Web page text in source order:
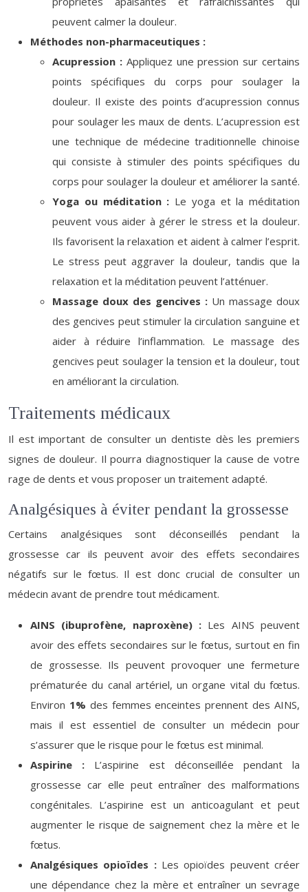
peuvent calmer la douleur.
Méthodes non-pharmaceutiques :
Acupression : Appliquez une pression sur certains
points spécifiques du corps pour soulager la
douleur. Il existe des points d’acupression connus
pour soulager les maux de dents. L’acupression est
une technique de médecine traditionnelle chinoise
qui consiste à stimuler des points spécifiques du
corps pour soulager la douleur et améliorer la santé.
Yoga ou méditation : Le yoga et la méditation
peuvent vous aider à gérer le stress et la douleur.
Ils favorisent la relaxation et aident à calmer l’esprit.
Le stress peut aggraver la douleur, tandis que la
relaxation et la méditation peuvent l’atténuer.
Massage doux des gencives : Un massage doux
des gencives peut stimuler la circulation sanguine et
aider à réduire l’inflammation. Le massage des
gencives peut soulager la tension et la douleur, tout
en améliorant la circulation.
Traitements médicaux
Il est important de consulter un dentiste dès les premiers
signes de douleur. Il pourra diagnostiquer la cause de votre
rage de dents et vous proposer un traitement adapté.
Analgésiques à éviter pendant la grossesse
Certains analgésiques sont déconseillés pendant la
grossesse car ils peuvent avoir des effets secondaires
négatifs sur le fœtus. Il est donc crucial de consulter un
médecin avant de prendre tout médicament.
AINS (ibuprofène, naproxène) : Les AINS peuvent
avoir des effets secondaires sur le fœtus, surtout en fin
de grossesse. Ils peuvent provoquer une fermeture
prématurée du canal artériel, un organe vital du fœtus.
Environ 1% des femmes enceintes prennent des AINS,
mais il est essentiel de consulter un médecin pour
s’assurer que le risque pour le fœtus est minimal.
Aspirine : L’aspirine est déconseillée pendant la
grossesse car elle peut entraîner des malformations
congénitales. L’aspirine est un anticoagulant et peut
augmenter le risque de saignement chez la mère et le
fœtus.
Analgésiques opioïdes : Les opioïdes peuvent créer
une dépendance chez la mère et entraîner un sevrage